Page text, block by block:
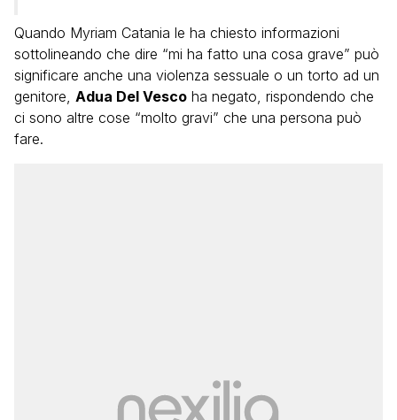
Quando Myriam Catania le ha chiesto informazioni
sottolineando che dire “mi ha fatto una cosa grave” può
significare anche una violenza sessuale o un torto ad un
genitore, Adua Del Vesco ha negato, rispondendo che
ci sono altre cose “molto gravi” che una persona può
fare.